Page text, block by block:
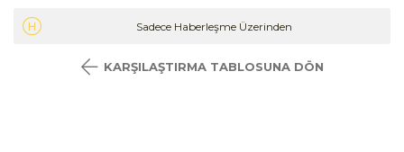
Sadece Haberleşme Üzerinden
KARŞILAŞTIRMA TABLOSUNA DÖN